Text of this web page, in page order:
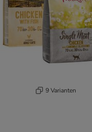
9 Varianten